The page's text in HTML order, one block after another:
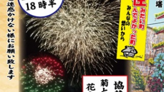
リ
ス
マ
ス
ツ
リ
ー
ま
た
は
サ